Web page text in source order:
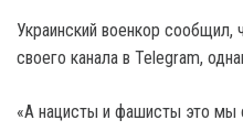
Украинский военкор сообщил,
своего канала в Telegram,
«А нацисты и фашисты это мы